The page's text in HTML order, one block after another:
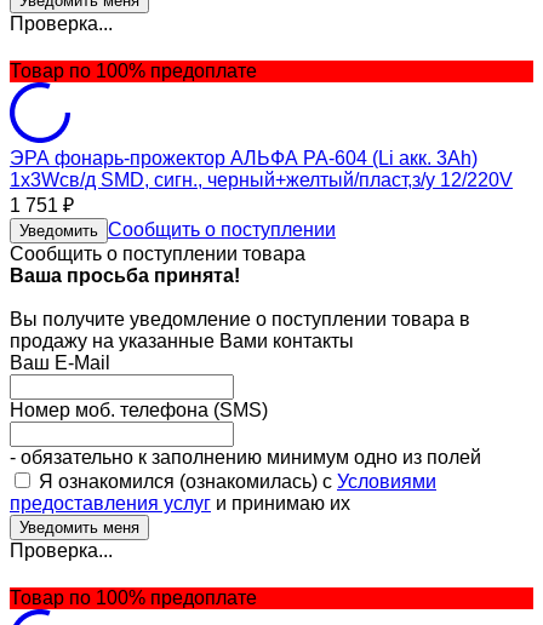
Проверка...
Товар по 100% предоплате
ЭРА фонарь-прожектор АЛЬФА PA-604 (Li акк. 3Ah)
1x3Wсв/д SMD, сигн., черный+желтый/пласт,з/у 12/220V
1 751 ₽
Уведомить Сообщить о поступлении
Сообщить о поступлении товара
Ваша просьба принята!
Вы получите уведомление о поступлении товара в
продажу на указанные Вами контакты
Ваш E-Mail
Номер моб. телефона (SMS)
- обязательно к заполнению минимум одно из полей
Я ознакомился (ознакомилась) с Условиями
предоставления услуг и принимаю их
Проверка...
Товар по 100% предоплате